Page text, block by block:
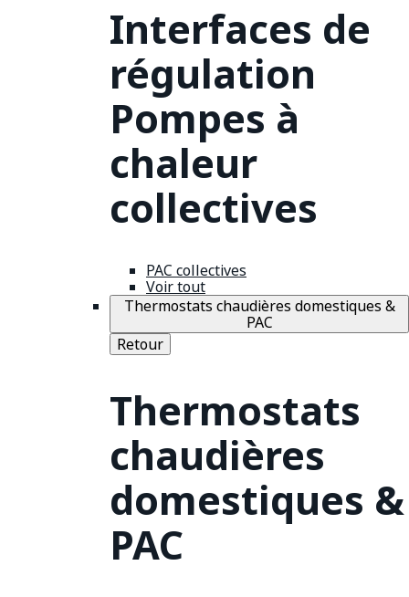
Interfaces de
régulation
Pompes à
chaleur
collectives
PAC collectives
Voir tout
Thermostats chaudières domestiques &
PAC
Retour
Thermostats
chaudières
domestiques &
PAC